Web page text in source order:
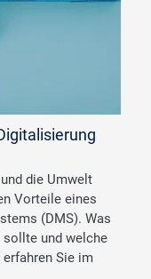
die Umwelt
Vorteile eines
(DMS). Was
sollte und welche
Sie im